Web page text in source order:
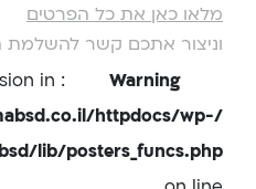
מלאו כאן את כל הפרטים
וניצור אתכם קשר להשלמת
Warning
: Undefined variable $version in
httpdocs/wp-
lib/posters_funcs.php